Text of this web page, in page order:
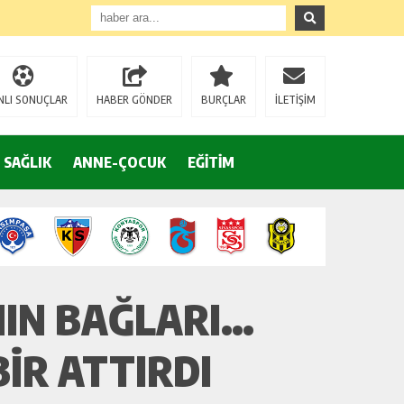
SONUÇLAR HABER GÖNDER BURÇLAR İLETİŞİM
SAĞLIK ANNE-ÇOCUK EĞİTİM
BAĞLARI…
ATTIRDI